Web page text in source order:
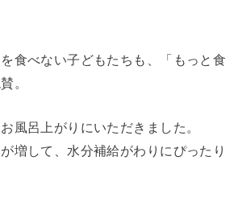
食べない子どもたちも、「もっと食
。
風呂上がりにいただきました。
増して、水分補給がわりにぴったり